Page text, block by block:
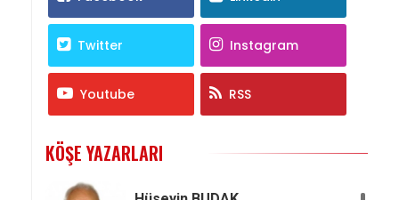
Twitter Instagram
Youtube RSS
KÖŞE YAZARLARI